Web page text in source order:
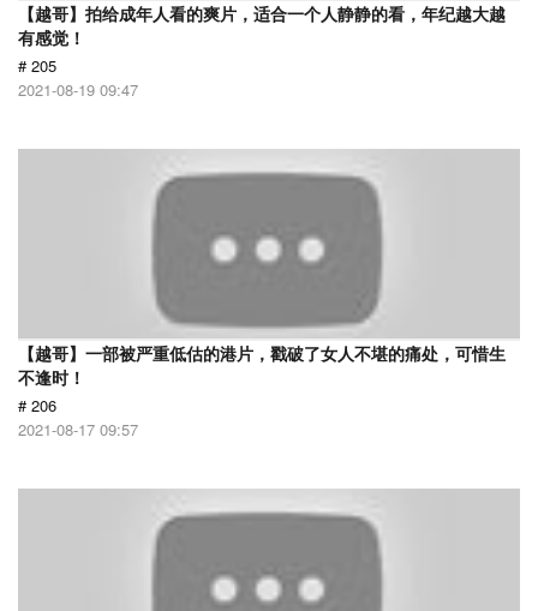
【越哥】拍给成年人看的爽片，适合一个人静静的看，年纪越大越
有感觉！
# 205
2021-08-19 09:47
【越哥】一部被严重低估的港片，戳破了女人不堪的痛处，可惜生
不逢时！
# 206
2021-08-17 09:57